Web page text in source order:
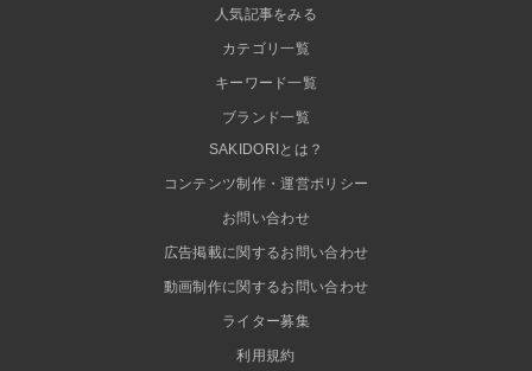
人気記事をみる
カテゴリ一覧
キーワード一覧
ブランド一覧
SAKIDORIとは？
コンテンツ制作・運営ポリシー
お問い合わせ
広告掲載に関するお問い合わせ
動画制作に関するお問い合わせ
ライター募集
利用規約